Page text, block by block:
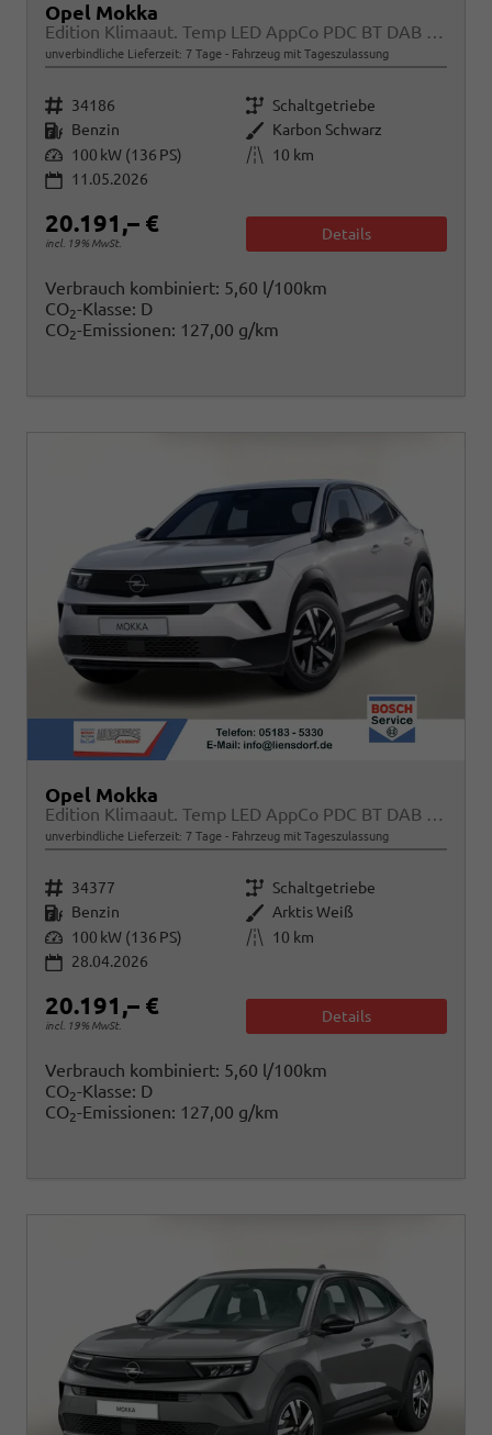
Opel Mokka
Edition Klimaaut. Temp LED AppCo PDC BT DAB MFL
unverbindliche Lieferzeit: 7 Tage Fahrzeug mit Tageszulassung
Fahrzeugnr. 34186 Getriebe Schaltgetriebe
Kraftstoff Benzin Außenfarbe Karbon Schwarz
Leistung 100 kW (136 PS) Kilometerstand
10 km
11.05.2026
20.191,– €
incl. 19% MwSt.
Details
Verbrauch kombiniert: 5,60 l/100km
CO2-Klasse: D
CO2-Emissionen: 127,00 g/km
Opel Mokka
Edition Klimaaut. Temp LED AppCo PDC BT DAB MFL
unverbindliche Lieferzeit: 7 Tage Fahrzeug mit Tageszulassung
Fahrzeugnr. 34377 Getriebe Schaltgetriebe
Kraftstoff Benzin Außenfarbe Arktis Weiß
Leistung 100 kW (136 PS) Kilometerstand
10 km
28.04.2026
20.191,– €
incl. 19% MwSt.
Details
Verbrauch kombiniert: 5,60 l/100km
CO2-Klasse: D
CO2-Emissionen: 127,00 g/km